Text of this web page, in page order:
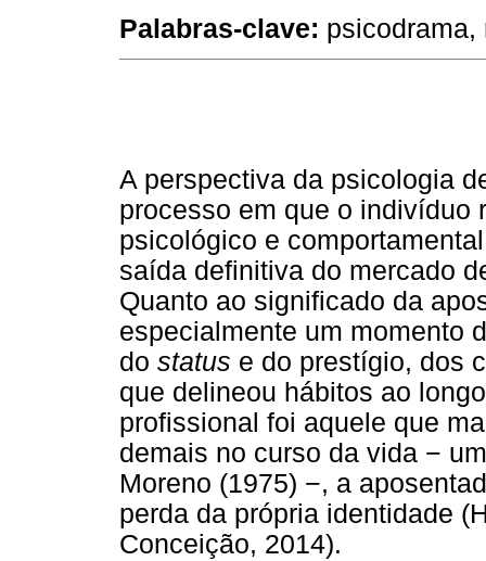
Palabras-clave:
A perspectiva da psicologia
processo em que o indivíduo
psicológico e
saída definitiva do mercado
Quanto ao significado da
especialmente um momento
do status e do prestígio, dos
que delineou hábitos ao
profissional foi aquele que
demais no curso da vida −
Moreno (1975) −, a
perda da própria identidade
Conceição, 2014).